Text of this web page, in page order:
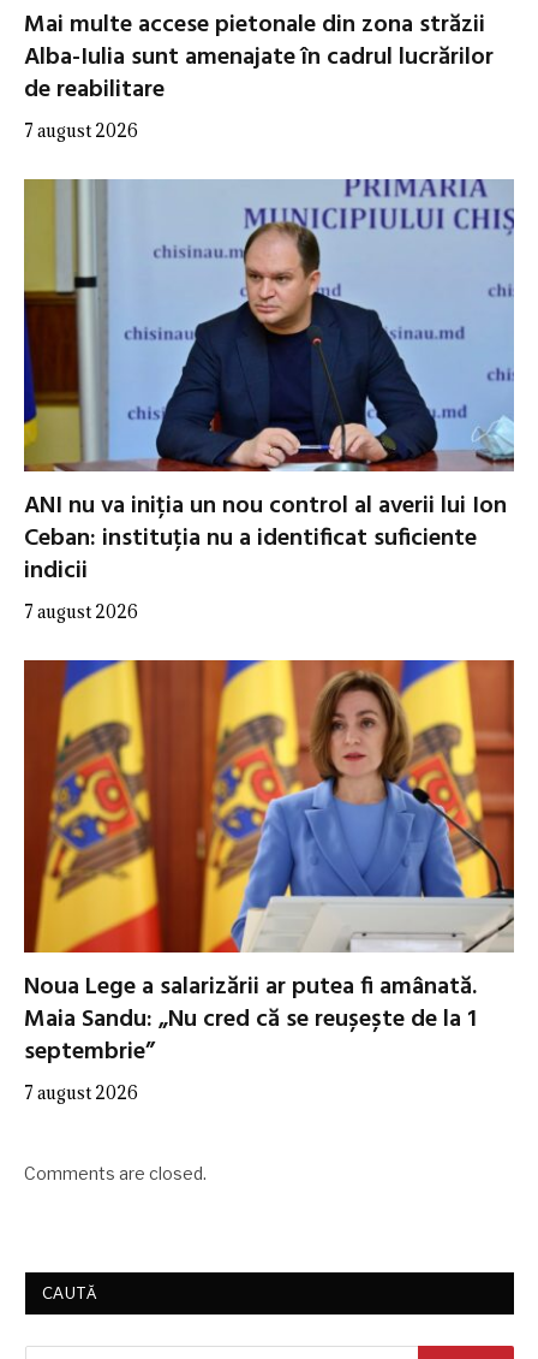
Mai multe accese pietonale din zona străzii
Alba-Iulia sunt amenajate în cadrul lucrărilor
de reabilitare
7 august 2026
ANI nu va iniția un nou control al averii lui Ion
Ceban: instituția nu a identificat suficiente
indicii
7 august 2026
Noua Lege a salarizării ar putea fi amânată.
Maia Sandu: „Nu cred că se reușește de la 1
septembrie”
7 august 2026
Comments are closed.
CAUTĂ